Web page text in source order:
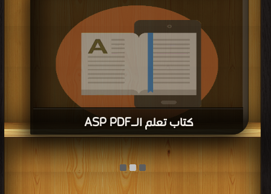
مرة/مرات
كتاب تعلم الـASP PDF
قراءة و تحميل كتاب كتاب تعلم الـASP PDF مجانا | مكتبة > كتب في| التحميل : مرة/